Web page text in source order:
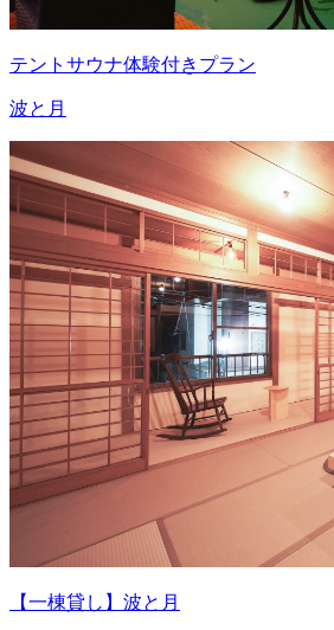
テントサウナ体験付きプラン
波と月
【一棟貸し】波と月